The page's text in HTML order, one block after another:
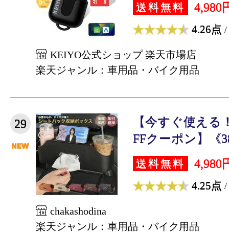
送料無料 4,980
4.26点 /
KEIYO公式ショップ 楽天市場店
楽天ジャンル：車用品・バイク用品
29
【今すぐ使える
FFクーポン】《
送料無料 4,980
4.25点 /
chakashodina
楽天ジャンル：車用品・バイク用品